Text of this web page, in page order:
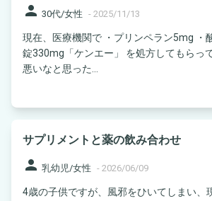
person 30代/女性 - 2025/11/13
現在、医療機関で ・プリンペラン5mg ・
錠330mg「ケンエー」 を処方してもらっていま
悪いなと思った...
サプリメントと薬の飲み合わせ
person 乳幼児/女性 - 2026/06/09
4歳の子供ですが、風邪をひいてしまい、